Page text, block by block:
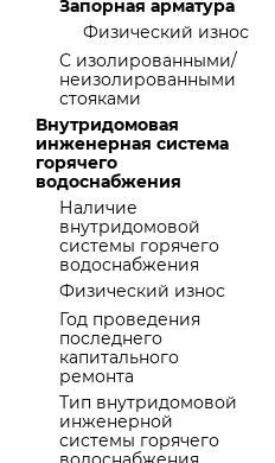
Запорная арматура
Физический износ
С изолированными/
неизолированными
стояками
Внутридомовая
инженерная система
горячего
водоснабжения
Наличие
внутридомовой
системы горячего
водоснабжения
Физический износ
Год проведения
последнего
капитального
ремонта
Тип внутридомовой
инженерной
системы горячего